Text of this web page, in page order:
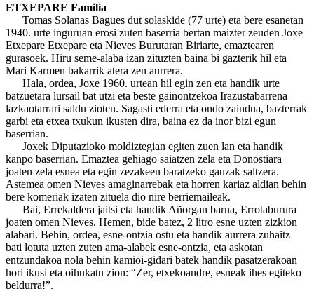
ETXEPARE Familia
Tomas Solanas Bagues dut solaskide (77 urte) eta bere esanetan
1940. urte inguruan erosi zuten baserria bertan maizter zeuden Joxe
Etxepare Etxepare eta Nieves Burutaran Biriarte, emaztearen
gurasoek. Hiru seme-alaba izan zituzten baina bi gazterik hil eta
Mari Karmen bakarrik atera zen aurrera.
Hala, ordea, Joxe 1960. urtean hil egin zen eta handik urte
batzuetara lursail bat utzi eta beste gainontzekoa Irazustabarrena
lazkaotarrari saldu zioten. Sagasti ederra eta ondo zaindua, bazterrak
garbi eta etxea txukun ikusten dira, baina ez da inor bizi egun
baserrian.
Joxek Diputazioko moldiztegian egiten zuen lan eta handik
kanpo baserrian. Emaztea gehiago saiatzen zela eta Donostiara
joaten zela esnea eta egin zezakeen baratzeko gauzak saltzera.
Astemea omen Nieves amaginarrebak eta horren kariaz aldian behin
bere komeriak izaten zituela dio nire berriemaileak.
Bai, Errekaldera jaitsi eta handik Añorgan barna, Errotaburura
joaten omen Nieves. Hemen, bide batez, 2 litro esne uzten zizkion
alabari. Behin, ordea, esne-ontzia ostu eta handik aurrera zuhaitz
bati lotuta uzten zuten ama-alabek esne-ontzia, eta askotan
entzundakoa nola behin kamioi-gidari batek handik pasatzerakoan
hori ikusi eta oihukatu zion: “Zer, etxekoandre, esneak ihes egiteko
beldurra!”.